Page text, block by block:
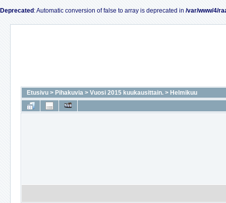
Deprecated : Automatic conversion of false to array is deprecated in /var/www/4/
Etusivu > Pihakuvia > Vuosi 2015 kuukausittain. > Helmikuu